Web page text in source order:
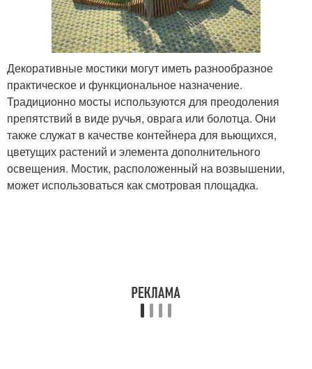
Декоративные мостики могут иметь разнообразное
практическое и функциональное назначение.
Традиционно мосты используются для преодоления
препятствий в виде ручья, оврага или болотца. Они
также служат в качестве контейнера для вьющихся,
цветущих растений и элемента дополнительного
освещения. Мостик, расположенный на возвышении,
может использоваться как смотровая площадка.